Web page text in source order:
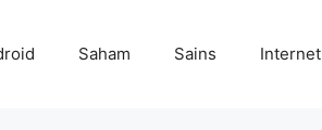
Saham Sains Internet